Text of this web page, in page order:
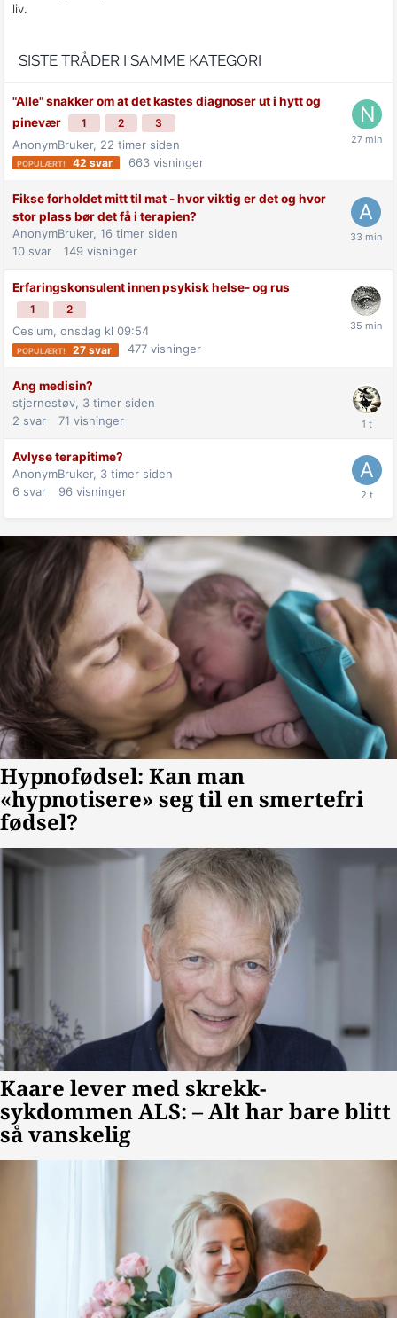
liv.
SISTE TRÅDER I SAMME KATEGORI
"Alle" snakker om at det kastes diagnoser ut i hytt og
pinevær
1 2 3
AnonymBruker, 22 timer siden
42 svar 663 visninger
Fikse forholdet mitt til mat - hvor viktig er det og hvor
stor plass bør det få i terapien?
AnonymBruker, 16 timer siden
10 svar 149 visninger
Erfaringskonsulent innen psykisk helse- og rus
1 2
Cesium, onsdag kl 09:54
27 svar 477 visninger
Ang medisin?
stjernestøv, 3 timer siden
2 svar 71 visninger
Avlyse terapitime?
AnonymBruker, 3 timer siden
6 svar 96 visninger